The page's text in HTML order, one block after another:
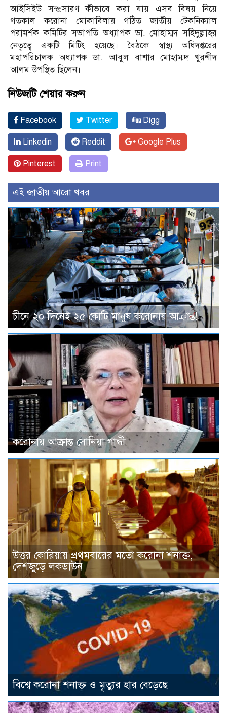
আইসিইউ সম্প্রসারণ কীভাবে করা যায় এসব বিষয় নিয়ে
গতকাল করোনা মোকাবিলায় গঠিত জাতীয় টেকনিক্যাল
পরামর্শক কমিটির সভাপতি অধ্যাপক ডা. মোহাম্মদ সহিদুল্লাহর
নেতৃত্বে একটি মিটিং হয়েছে। বৈঠকে স্বাস্থ্য অধিদপ্তরের
মহাপরিচালক অধ্যাপক ডা. আবুল বাশার মোহাম্মদ খুরশীদ
আলম উপস্থিত ছিলেন।
নিউজটি শেয়ার করুন
Facebook Twitter Digg
Linkedin Reddit Google Plus
Pinterest Print
এই জাতীয় আরো খবর
চীনে ২০ দিনেই ২৫ কোটি মানুষ করোনায় আক্রান্ত!
করোনায় আক্রান্ত সোনিয়া গান্ধী
উত্তর কোরিয়ায় প্রথমবারের মতো করোনা শনাক্ত,
দেশজুড়ে লকডাউন
বিশ্বে করোনা শনাক্ত ও মৃত্যুর হার বেড়েছে